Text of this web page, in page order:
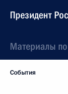
Президент
Материалы
События